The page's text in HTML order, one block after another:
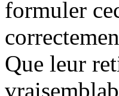
formuler
Que leur